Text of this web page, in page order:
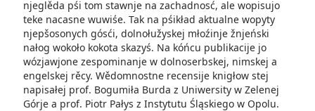
njeglěda pśi tom stawnje na zachadnosć, ale wopisujo
teke nacasne wuwiśe. Tak na pśikład aktualne wopyty
njepšosonych gósći, dolnołužyskej młoźinje žnjeński
nałog wokoło kokota skazyś. Na kóńcu publikacije jo
wózjawjone zespominanje w dolnoserbskej, nimskej a
engelskej rěcy. Wědomnostne recensije knigłow stej
napisałej prof. Bogumiła Burda z Uniwersity w Zelenej
Górje a prof. Piotr Pałys z Instytutu Śląskiego w Opolu.